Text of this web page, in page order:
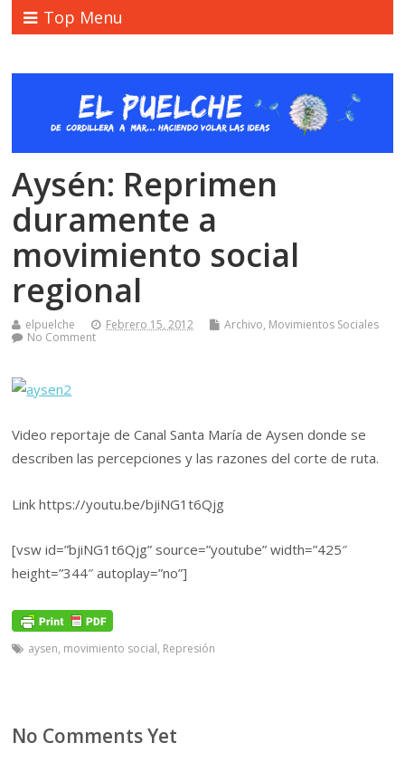
Top Menu
Aysén: Reprimen
duramente a
movimiento social
regional
elpuelche Febrero 15, 2012 Archivo, Movimientos Sociales
No Comment
Video reportaje de Canal Santa María de Aysen donde se
describen las percepciones y las razones del corte de ruta.
Link https://youtu.be/bjiNG1t6Qjg
[vsw id=”bjiNG1t6Qjg” source=”youtube” width=”425″
height=”344″ autoplay=”no”]
aysen, movimiento social, Represión
No Comments Yet